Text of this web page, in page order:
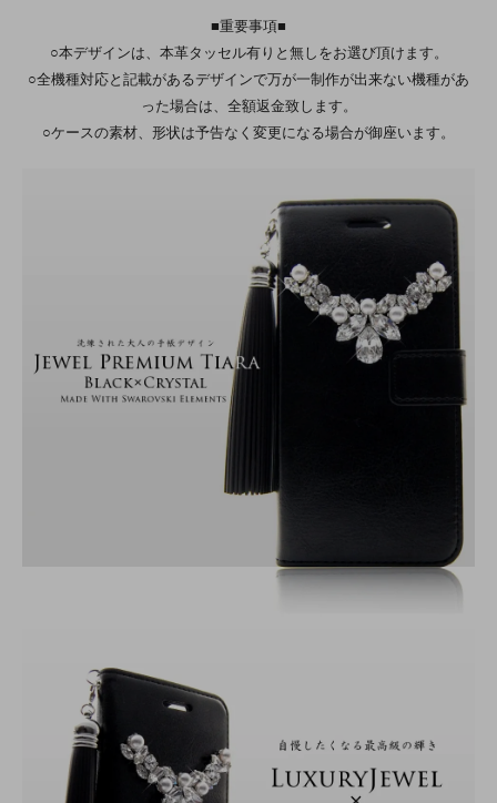
■重要事項■
○本デザインは、本革タッセル有りと無しをお選び頂けます。
○全機種対応と記載があるデザインで万が一制作が出来ない機種があ
った場合は、全額返金致します。
○ケースの素材、形状は予告なく変更になる場合が御座います。